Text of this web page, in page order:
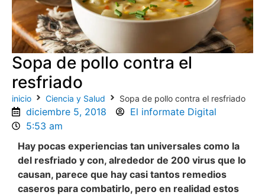
Sopa de pollo contra el
resfriado
inicio Ciencia y Salud Sopa de pollo contra el resfriado
diciembre 5, 2018
El informate Digital
5:53 am
Hay pocas experiencias tan universales como la
del resfriado y con, alrededor de 200 virus que lo
causan, parece que hay casi tantos remedios
caseros para combatirlo, pero en realidad estos